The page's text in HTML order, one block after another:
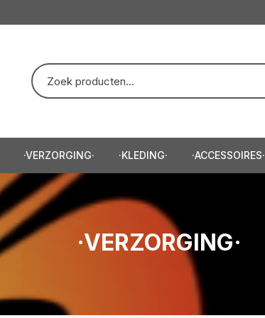
Scheercreme·
·VERZORGING· ·KLEDING· ·ACCESSOIRES·
·VERZORGING·